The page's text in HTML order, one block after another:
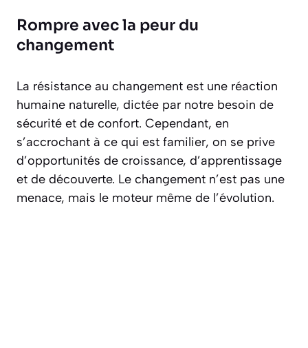
Rompre avec la peur du
changement
La résistance au changement est une réaction
humaine naturelle, dictée par notre besoin de
sécurité et de confort. Cependant, en
s’accrochant à ce qui est familier, on se prive
d’opportunités de croissance, d’apprentissage
et de découverte. Le changement n’est pas une
menace, mais le moteur même de l’évolution.